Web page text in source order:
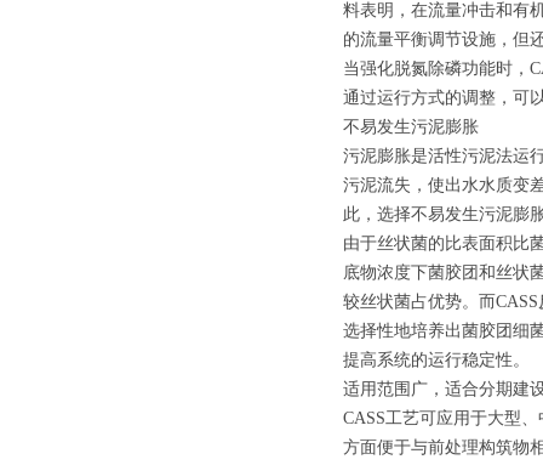
料表明，在流量冲击和有
的流量平衡调节设施，但
当强化脱氮除磷功能时，
通过运行方式的调整，可
不易发生污泥膨胀
污泥膨胀是活性污泥法运
污泥流失，使出水水质变
此，选择不易发生污泥膨
由于丝状菌的比表面积比
底物浓度下菌胶团和丝状
较丝状菌占优势。而
选择性地培养出菌胶团细
提高系统的运行稳定性。
适用范围广，适合分期建
CASS工艺可应用于大型
方面便于与前处理构筑物